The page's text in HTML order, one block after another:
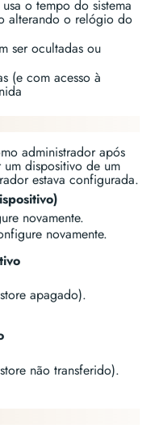
o tempo do sistema
alterando o relógio do
ser ocultadas ou
(e com acesso à
administrador após
dispositivo de um
estava configurada.
novamente.
novamente.
apagado).
não transferido).